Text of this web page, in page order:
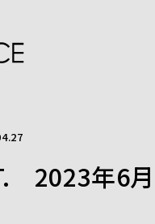
2023年6